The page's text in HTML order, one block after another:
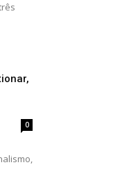
0